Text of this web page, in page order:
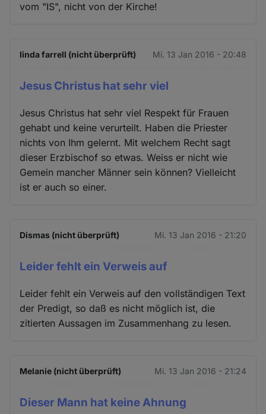
vom "IS", nicht von der Kirche!
linda farrell (nicht überprüft) Mi. 13 Jan 2016 - 20:48
Jesus Christus hat sehr viel
Jesus Christus hat sehr viel Respekt für Frauen
gehabt und keine verurteilt. Haben die Priester
nichts von Ihm gelernt. Mit welchem Recht sagt
dieser Erzbischof so etwas. Weiss er nicht wie
Gemein mancher Männer sein können? Vielleicht
ist er auch so einer.
Dismas (nicht überprüft) Mi. 13 Jan 2016 - 21:20
Leider fehlt ein Verweis auf
Leider fehlt ein Verweis auf den vollständigen Text
der Predigt, so daß es nicht möglich ist, die
zitierten Aussagen im Zusammenhang zu lesen.
Melanie (nicht überprüft) Mi. 13 Jan 2016 - 21:24
Dieser Mann hat keine Ahnung